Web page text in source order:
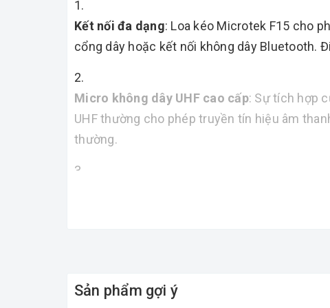
Kết nối đa dạng: Loa kéo Microtek F15 cho
cổng dây hoặc kết nối không dây Bluetooth.
Micro không dây UHF cao cấp: Sự tích hợp
UHF thường cho phép truyền tín hiệu âm
thường.
được đánh giá cao, đặc biệt đối với khách
Sản phẩm gợi ý